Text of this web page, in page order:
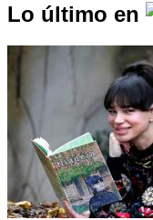
Lo último en